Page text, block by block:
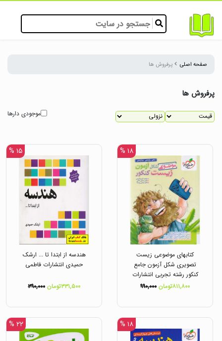
صفحه اصلی پرفروش ها
پرفروش ها
موجودی دارها
۱۸ %
کتابهای موضوعی زیست
تصویری شکل آزمون جامع
کنکور رشته تجربی انتشارات
خیلی سبز۸۱۱,۸۰۰تومان ۹۹۰,۰۰۰
۱۵ %
هندسه از ابتدا تا ... ارشک
حمیدی انتشارات فاطمی
۳۳۱,۵۰۰تومان ۳۹۰,۰۰۰
۱۸ % ۲۲ %